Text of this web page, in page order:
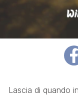
Lascia di quando